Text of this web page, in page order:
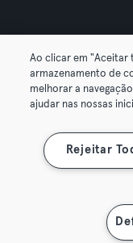
© 2026 Urban
AGB Datenschutz
Vertrag hier
Ao clicar em "Aceitar
armazenamento de
melhorar a
ajudar nas nossas
Rejeitar